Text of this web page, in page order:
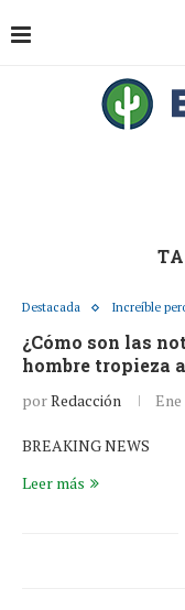
Destacada Increíble
¿Cómo son las
hombre tropieza
porRedacción Ene
BREAKING NEWS
Leer más